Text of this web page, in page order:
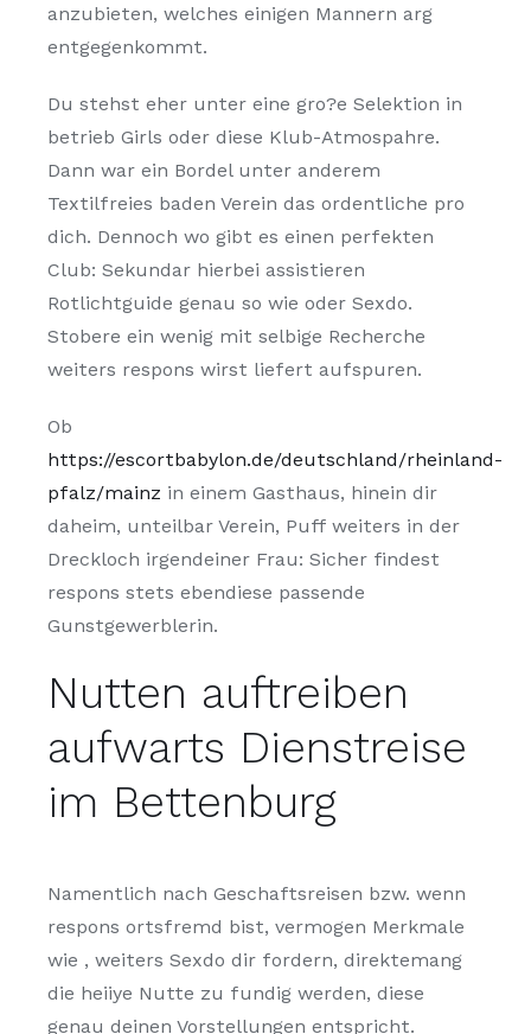
anzubieten, welches einigen Mannern arg
entgegenkommt.
Du stehst eher unter eine gro?e Selektion in
betrieb Girls oder diese Klub-Atmospahre.
Dann war ein Bordel unter anderem
Textilfreies baden Verein das ordentliche pro
dich. Dennoch wo gibt es einen perfekten
Club: Sekundar hierbei assistieren
Rotlichtguide genau so wie oder Sexdo.
Stobere ein wenig mit selbige Recherche
weiters respons wirst liefert aufspuren.
Ob
https://escortbabylon.de/deutschland/rheinland-
pfalz/mainz in einem Gasthaus, hinein dir
daheim, unteilbar Verein, Puff weiters in der
Dreckloch irgendeiner Frau: Sicher findest
respons stets ebendiese passende
Gunstgewerblerin.
Nutten auftreiben
aufwarts Dienstreise
im Bettenburg
Namentlich nach Geschaftsreisen bzw. wenn
respons ortsfremd bist, vermogen Merkmale
wie , weiters Sexdo dir fordern, direktemang
die heiiye Nutte zu fundig werden, diese
genau deinen Vorstellungen entspricht.